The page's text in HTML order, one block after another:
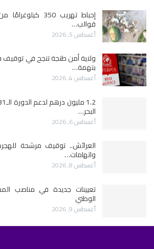
إحباط تهريب 350
قوالب…
أغسطس 5, 2026
ولاية أمن طنجة تنجح في توقيف
بتهمة…
أغسطس 4, 2026
البحر…
أغسطس 6, 2026
العرائش.. توقيف مرشحة
واتهامات…
أغسطس 8, 2026
تعيينات جديدة في مناصب
الوطني
أغسطس 9, 2026